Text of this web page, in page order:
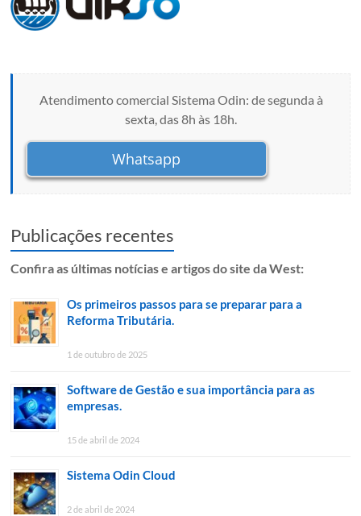
Atendimento comercial Sistema Odin: de segunda à
sexta, das 8h às 18h.
Whatsapp
Publicações recentes
Confira as últimas notícias e artigos do site da West:
Os primeiros passos para se preparar para a
Reforma Tributária.
1 de outubro de 2025
Software de Gestão e sua importância para as
empresas.
15 de abril de 2024
Sistema Odin Cloud
2 de abril de 2024